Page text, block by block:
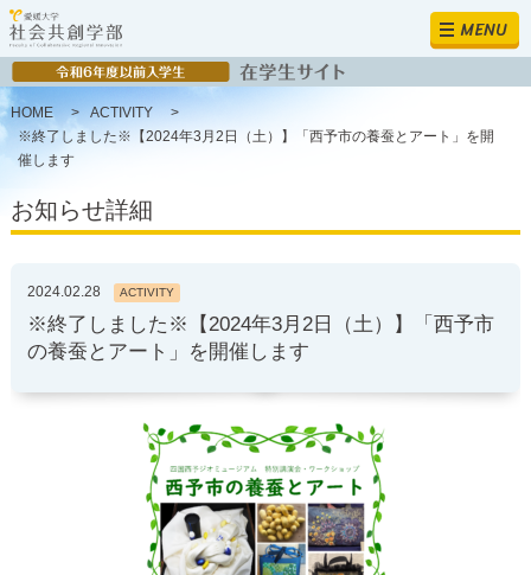
MENU
HOME > ACTIVITY
>
※終了しました※【2024年3月2日（土）】「西予市の養蚕とアート」を開
催します
お知らせ詳細
2024.02.28 ACTIVITY
※終了しました※【2024年3月2日（土）】「西予市
の養蚕とアート」を開催します